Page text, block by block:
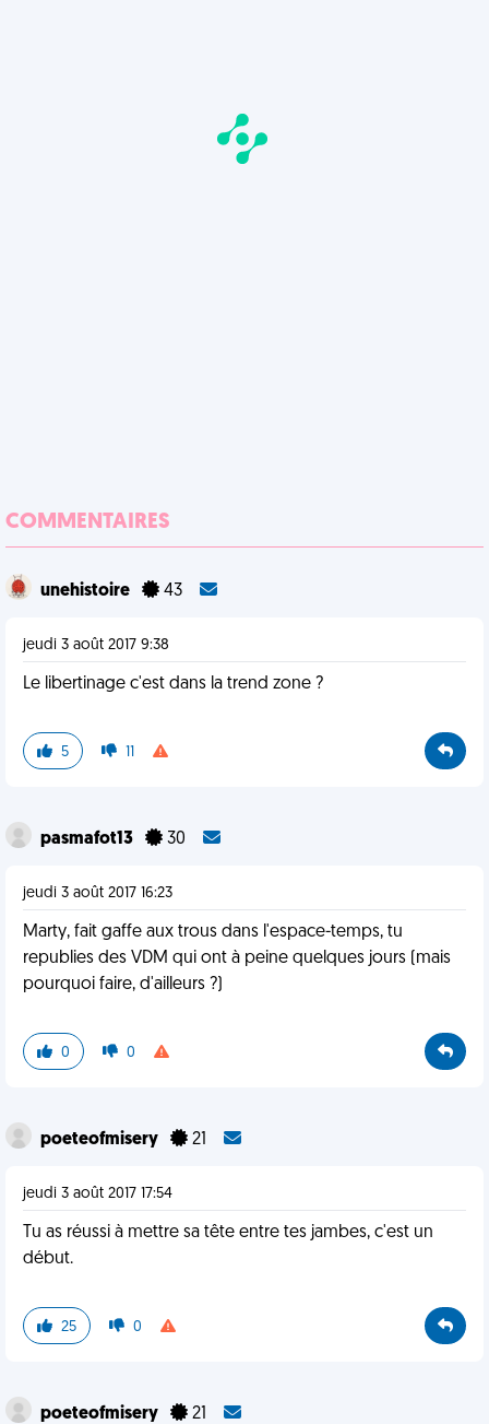
COMMENTAIRES
unehistoire 43
jeudi 3 août 2017 9:38
Le libertinage c'est dans la trend zone ?
5 11
pasmafot13 30
jeudi 3 août 2017 16:23
Marty, fait gaffe aux trous dans l'espace-temps, tu
republies des VDM qui ont à peine quelques jours (mais
pourquoi faire, d'ailleurs ?)
0 0
poeteofmisery 21
jeudi 3 août 2017 17:54
Tu as réussi à mettre sa tête entre tes jambes, c'est un
début.
25 0
poeteofmisery 21